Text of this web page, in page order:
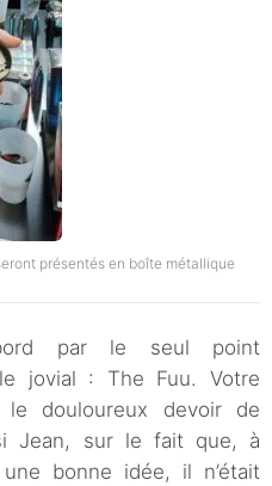
présentés en boîte métallique
par le seul point
jovial : The Fuu. Votre
douloureux devoir de
Jean, sur le fait que, à
bonne idée, il n’était